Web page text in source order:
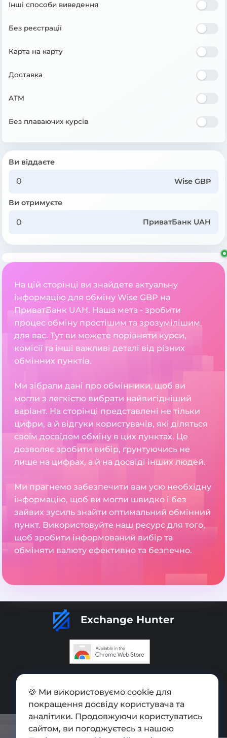
Інші способи виведення
Без реєстрації
Карта на карту
Доставка
ATM
Без плаваючих курсів
Ви віддаєте
Wise GBP
Ви отримуєте
ПриватБанк UAH
На цій сторінці ви знайдете актуальну
інформацію для обміну Wise GBP на
ПриватБанк UAH. Наша мета - зробити
процес обміну простішим та зрозумілішим
для вас. Тут ви можете порівняти курси,
комісії та інші важливі деталі від різних
обмінних пунктів.
Ми зібрали дані про обмінники, щоб ви
могли з легкістю вибрати найвигідніший
варіант. На сторінці представлені не тільки
цифри, а й відгуки користувачів, які діляться
своїм досвідом обміну в цих пунктах. Це
дозволяє зробити вибір, ґрунтуючись не
лише на цифрах, а й на досвіді інших людей.
Ми прагнемо забезпечити вам усю необхідну
інформацію, щоб ви могли швидко і без
зайвих зусиль знайти оптимальний обмінний
пункт. Використовуйте наш ресурс для того,
щоб зробити інформований вибір та
обміняти валюту ефективно та безпечно.
Exchange Hunter
Додати обмінник
Мапа сайту
Press kit
Умови використання
🍪 Ми використовуємо cookie для
покращення досвіду користувача та
аналітики. Продовжуючи користуватись
сайтом, ви погоджуєтесь з нашою